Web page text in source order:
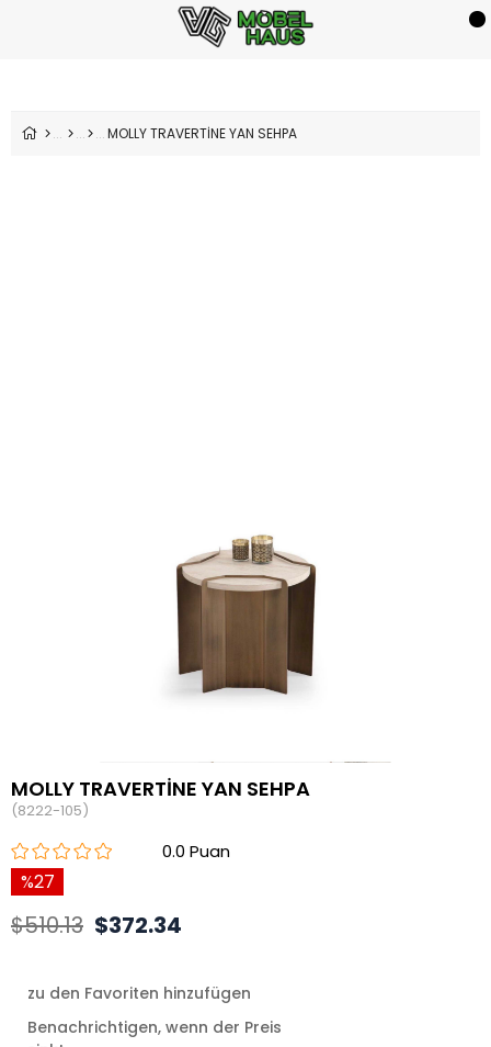
MOLLY TRAVERTİNE YAN SEHPA
MOLLY TRAVERTİNE YAN SEHPA
(8222-105)
0.0
27
$510.13 $372.34
zu den Favoriten hinzufügen
Benachrichtigen, wenn der Preis